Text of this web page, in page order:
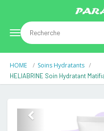
Toggle
navigation
HOME Soins Hydratants
HELIABRINE Soin Hydratant